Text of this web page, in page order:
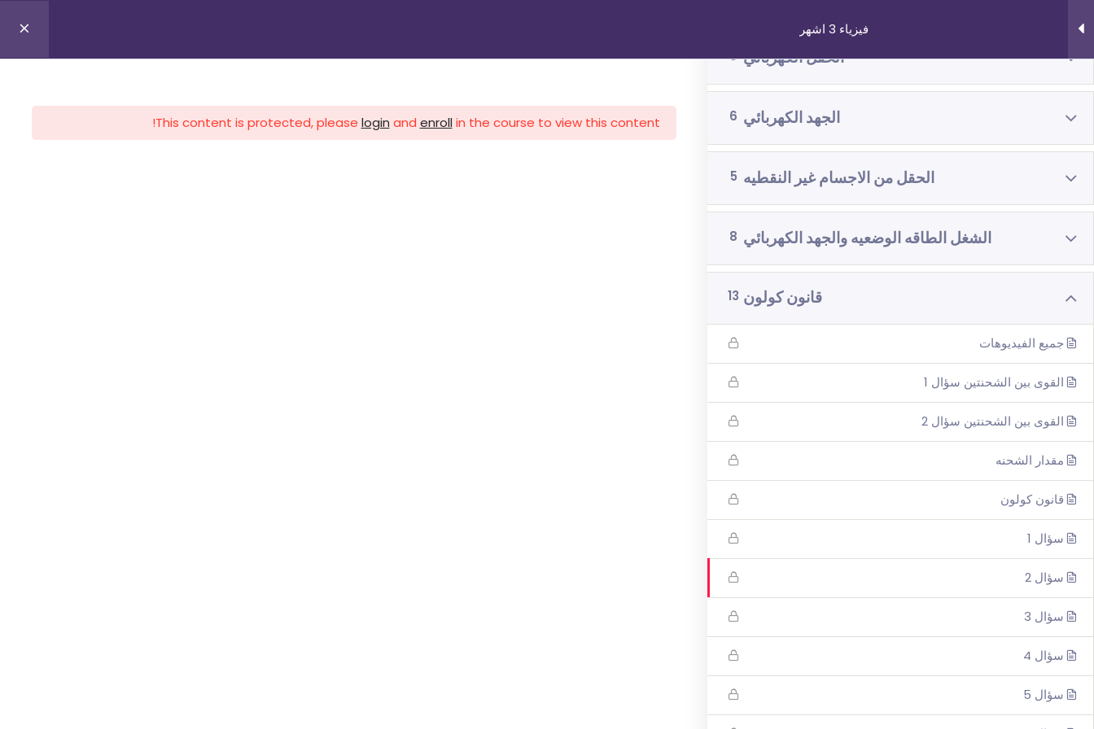
فيزياء 3 اشهر
الحقل الكهربائي 8
الجهد الكهربائي 6
الحقل من الاجسام غير النقطيه 5
الشغل الطاقه الوضعيه والجهد الكهربائي 8
قانون كولون 13
جميع الفيديوهات
القوى بين الشحنتين سؤال 1
القوى بين الشحنتين سؤال 2
مقدار الشحنه
قانون كولون
سؤال 1
سؤال 2
سؤال 3
سؤال 4
سؤال 5
This content is protected, please login and enrollin the course to view this content!
من نحن
اتصل بنا
_תנאי שימוש עברית
بچروت 3 وحدات 1 اشهر
رياضيات 5 وحدات 3 اشهر
رياضيات 4 وحدات 3 اشهر
فيزياء 3 اشهر